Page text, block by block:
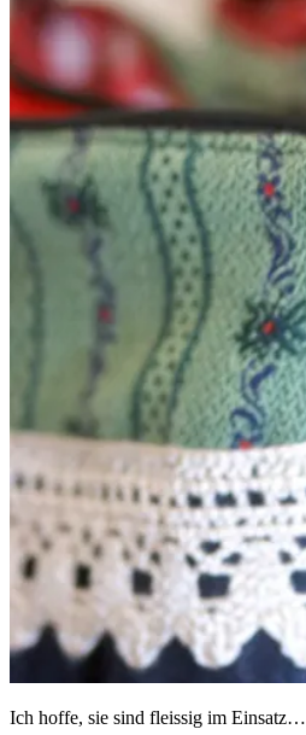
Ich hoffe, sie sind fleissig im Einsatz…